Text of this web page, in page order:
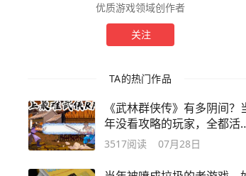
优质游戏领域创作者
关注
TA的热门作品
《武林群侠传》有多阴间？
年没看攻略的玩家，全都活
了笑话
3517阅读 07月28日